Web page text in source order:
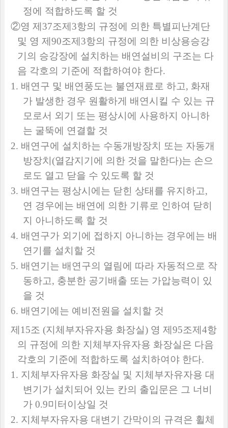
정에 적합하도록 할 것
②영 제 37조제 3항의 규정에 의한 특별피난계단
및 영 제 90조제 3항의 규정에 의한 비상용승강
기의 승강장에 설치하는 배연설비의 구조는 다
음 각호의 기준에 적합하여야 한다.
1. 배연구 및 배연풍도는 불연재료로 하고, 화재
가 발생한 경우 원활하게 배연시킬 수 있는 규
모로서 외기 또는 평상시에 사용하지 아니하
는 굴뚝에 연결할 것
2. 배연구에 설치하는 수동개방장치 또는 자동개
방장치 (열감지기에 의한 것을 말한다)는 손으
로도 열고 닫을 수 있도록 할 것
3. 배연구는 평상시에는 닫힌 상태를 유지하고,
연 경우에는 배연에 의한 기류로 인하여 닫히
지 아니하도록 할 것
4. 배연구가 외기에 접하지 아니하는 경우에는 배
연기를 설치할 것
5. 배연기는 배연구의 열림에 따라 자동적으로 작
동하고, 충분한 공기배출 또는 가압능력이 있
을 것
6. 배연기에는 예비전원을 설치할 것
제 15조 (지체부자유자용 화장실) 영 제 95조제 4항
의 규정에 의한 지체부자유자용 화장실은 다음
각호의 기준에 적합하도록 설치하여야 한다.
1. 지체부자유자용 화장실 및 지체부자유자용 대
변기가 설치되어 있는 칸의 출입문은 그 너비
가 0.9미터이상일 것
2. 지체부자유자용 대변기 간막이의 규격은 휠체